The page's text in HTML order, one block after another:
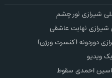
شیرازی نور چشم
شیرازی نهایت عاشقی
دوردونه (کنسرت ورژن)
ویدیو
یاسین احمدی سقوط